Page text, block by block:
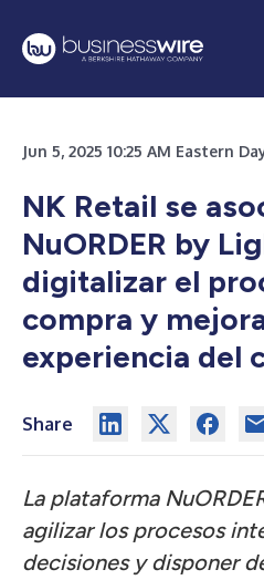
Jun 5, 2025 10:25 AM Eastern
NK Retail se
NuORDER by
digitalizar el
compra y
experiencia del
Share
La plataforma
agilizar los procesos
decisiones y disponer